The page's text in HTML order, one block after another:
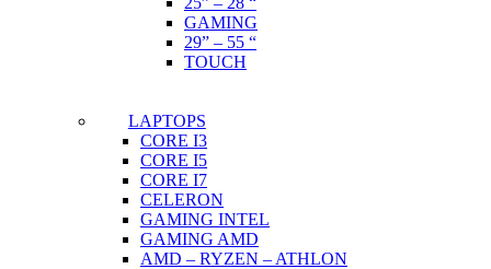
GAMING
29” – 55 “
TOUCH
LAPTOPS
CORE I3
CORE I5
CORE I7
CELERON
GAMING INTEL
GAMING AMD
AMD – RYZEN – ATHLON